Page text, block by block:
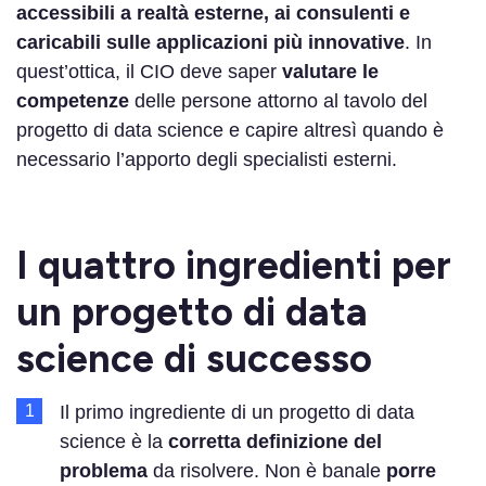
accessibili a realtà esterne, ai consulenti e
caricabili sulle applicazioni più innovative. In
quest’ottica, il CIO deve saper valutare le
competenze delle persone attorno al tavolo del
progetto di data science e capire altresì quando è
necessario l’apporto degli specialisti esterni.
I quattro ingredienti per
un progetto di data
science di successo
Il primo ingrediente di un progetto di data
science è la corretta definizione del
problema da risolvere. Non è banale porre